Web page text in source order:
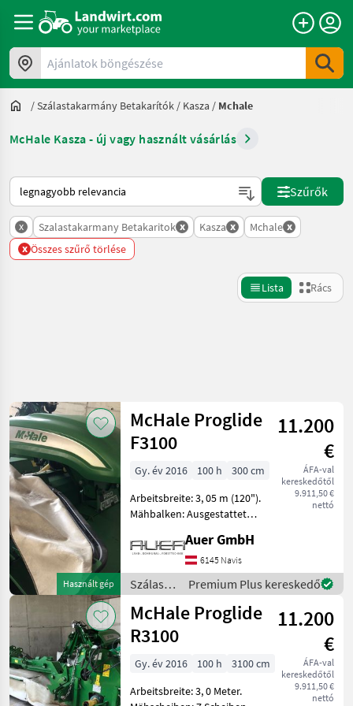
Ajánlatok böngészése
/Szálastakarmány Betakarítók / Kasza / Mchale
McHale Kasza - új vagy használt vásárlás
Így van sorba rendezve a Landwirt.com-on
Szűrők
x Szalastakarmany Betakaritok x Kasza x Mchale x
x Összes szűrő törlése
Lista Rács
Kategória 4 Ország Szűrők
AKTUÁLIS
ÚTVONAL
Mezőgazdasági
gépek/eszközök
Szalastakarmany
Betakaritok
KATEGÓRIA
KIVÁLASZTÁSA
McHale
Visszaállítás
9 eredmény
Használt gép
McHale Proglide
F3100
11.200
€
ÁFA-val
kereskedőtől
9.911,50 €
nettó
Gy. év 2016 100 h
300 cm
Arbeitsbreite: 3, 05 m (120").
Mähbalken: Ausgestattet
insgesamt 14 Messern (2
pro Scheibe). Schnitthöhe:
Einstellbar zwischen 25 mm
und 7
Auer GmbH
6145 Navis
Szálastakarmány
betakarítók
/ McHale
Premium Plus kereskedő
McHale Proglide
R3100
11.200
€
ÁFA-val
kereskedőtől
9.911,50 €
nettó
Gy. év 2016 100 h
3100 cm
Arbeitsbreite: 3, 0 Meter.